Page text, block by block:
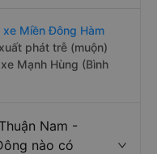
xe Miền Đông Hàm
phát trễ (muộn)
Mạnh Hùng (Bình
Nam -
nào có